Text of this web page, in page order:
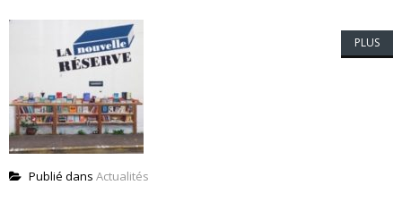
PLUS
Publié dans Actualités